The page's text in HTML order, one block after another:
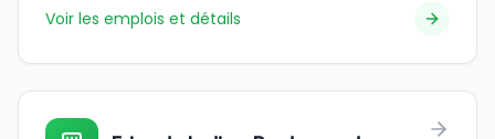
Voir les emplois et détails